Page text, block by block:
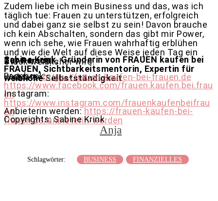
Zudem liebe ich mein Business und das, was ich
täglich tue: Frauen zu unterstützen, erfolgreich
und dabei ganz sie selbst zu sein! Davon brauche
ich kein Abschalten, sondern das gibt mir Power,
wenn ich sehe, wie Frauen wahrhaftig erblühen
und wie die Welt auf diese Weise jeden Tag ein
Stück weiblicher wird.
Zur Person:
Sabine Krink, Gründerin von FRAUEN kaufen bei
FRAUEN, Sichtbarkeitsmentorin, Expertin für
weibliche Selbstständigkeit
Website:https://frauen-kaufen-bei-frauen.de
Facebook:
https://www.facebook.com/frauen.kaufen.bei.frau
en
Instagram:
https://www.instagram.com/frauenkaufenbeifrau
en
Anbieterin werden:https://frauen-kaufen-bei-
frauen.de/anbieterin-werden
Copyrights: Sabine Krink
Anja
Schlagwörter: BUSINESS FINANZIELLES